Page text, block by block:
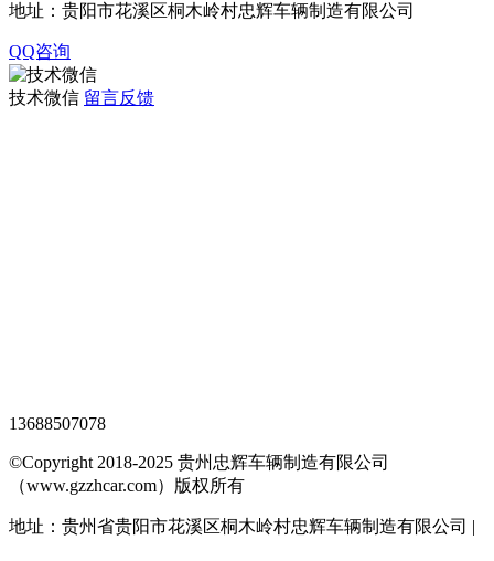
地址：贵阳市花溪区桐木岭村忠辉车辆制造有限公司
QQ咨询
技术微信 留言反馈
13688507078
©Copyright 2018-2025 贵州忠辉车辆制造有限公司
（www.gzzhcar.com）版权所有
地址：贵州省贵阳市花溪区桐木岭村忠辉车辆制造有限公司 |